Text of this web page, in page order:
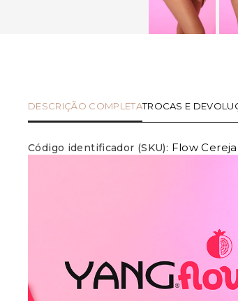
DESCRIÇÃO COMPLETATROCAS E
Código identificador (SKU): Flow Cereja